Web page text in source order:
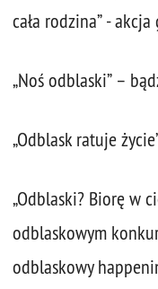
cała rodzina” -
„Noś odblaski” –
„Odblask ratuje
„Odblaski? Biorę w
odblaskowym
odblaskowy